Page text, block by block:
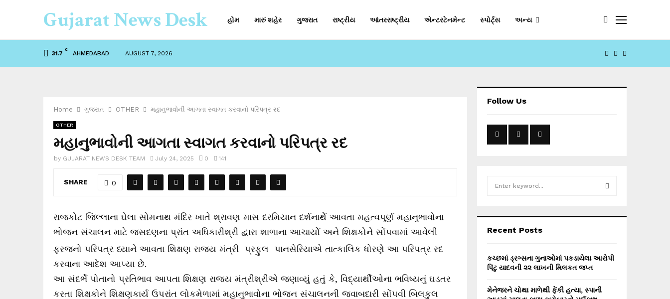
Gujarat News Desk હોમ મારું શહેર ગુજરાત રાષ્ટ્રીય આંતરરાષ્ટ્રીય એન્ટરટેનમેન્ટ સ્પોર્ટ્સ અન્ય
31.7
C
AHMEDABAD AUGUST 7, 2026 FACEBOOK
YOUTUBE
Home ગુજરાત OTHER મહાનુભાવોની આગતા સ્વાગત કરવાનો પરિપત્ર રદ
OTHER
મહાનુભાવોની આગતા સ્વાગત કરવાનો પરિપત્ર રદ
by GUJARAT NEWS DESK TEAM July 24, 2025 0 141
SHARE 0
રાજકોટ જિલ્લાના ઘેલા સોમનાથ મંદિર ખાતે શ્રાવણ માસ દરમિયાન દર્શનાર્થે આવતા મહત્વપૂર્ણ મહાનુભાવોના
ભોજન સંચાલન માટે જસદણના પ્રાંત અધિકારીશ્રી દ્વારા શાળાના આચાર્યો અને શિક્ષકોને સોંપવામાં આવેલી
ફરજનો પરિપત્ર ધ્યાને આવતા શિક્ષણ રાજ્ય મંત્રી પ્રફુલ પાનસેરિયાએ તાત્કાલિક ધોરણે આ પરિપત્ર રદ
કરવાના આદેશ આપ્યા છે.
આ સંદર્ભે પોતાનો પ્રતિભાવ આપતા શિક્ષણ રાજ્ય મંત્રીશ્રીએ જણાવ્યું હતું કે, વિદ્યાર્થીઓના ભવિષ્યનું ઘડતર
કરતા શિક્ષકોને શિક્ષણકાર્ય ઉપરાંત લોકમેળામાં મહાનુભાવોના ભોજન સંચાલનની જવાબદારી સોંપવી બિલકુલ
Follow Us
h
o
r
Recent Posts
કચ્છમાં ડ્રગ્સના ગુનાઓમાં પકડાયેલા આરોપી
પિંટુ યાદવની ૨૨ લાખની મિલકત જપ્ત
મેનેજરને ચોથા માળેથી ફેંકી હત્યા, સ્પાની